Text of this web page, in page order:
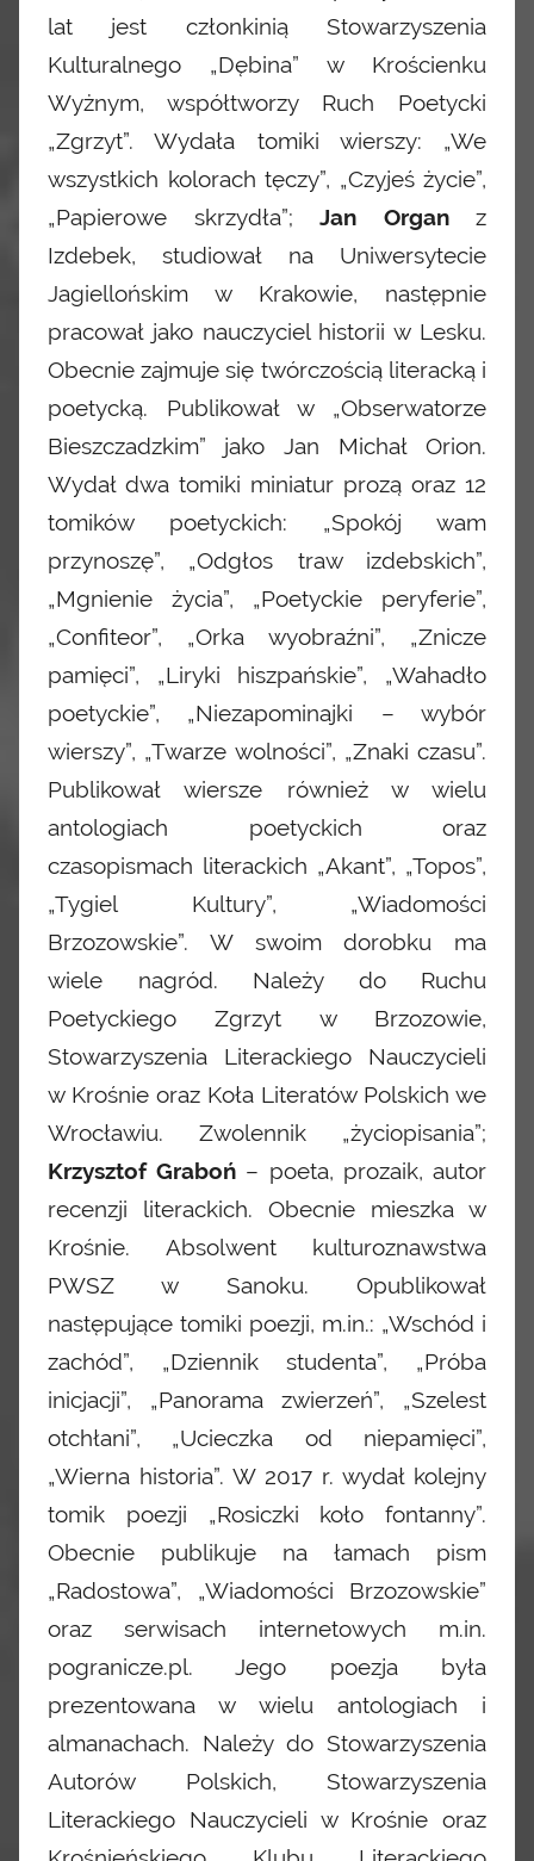
lat jest członkinią Stowarzyszenia
Kulturalnego „Dębina” w Krościenku
Wyżnym, współtworzy Ruch Poetycki
„Zgrzyt”. Wydała tomiki wierszy: „We
wszystkich kolorach tęczy”, „Czyjeś życie”,
„Papierowe skrzydła”; Jan Organz
Izdebek, studiował na Uniwersytecie
Jagiellońskim w Krakowie, następnie
pracował jako nauczyciel historii w Lesku.
Obecnie zajmuje się twórczością literacką i
poetycką. Publikował w „Obserwatorze
Bieszczadzkim” jako Jan Michał Orion.
Wydał dwa tomiki miniatur prozą oraz 12
tomików poetyckich: „Spokój wam
przynoszę”, „Odgłos traw izdebskich”,
„Mgnienie życia”, „Poetyckie peryferie”,
„Confiteor”, „Orka wyobraźni”, „Znicze
pamięci”, „Liryki hiszpańskie”, „Wahadło
poetyckie”, „Niezapominajki – wybór
wierszy”, „Twarze wolności”, „Znaki czasu”.
Publikował wiersze również w wielu
antologiach poetyckich oraz
czasopismach literackich „Akant”, „Topos”,
„Tygiel Kultury”, „Wiadomości
Brzozowskie”. W swoim dorobku ma
wiele nagród. Należy do Ruchu
Poetyckiego Zgrzyt w Brzozowie,
Stowarzyszenia Literackiego Nauczycieli
w Krośnie oraz Koła Literatów Polskich we
Wrocławiu. Zwolennik „życiopisania”;
Krzysztof Graboń – poeta, prozaik, autor
recenzji literackich. Obecnie mieszka w
Krośnie. Absolwent kulturoznawstwa
PWSZ w Sanoku. Opublikował
następujące tomiki poezji, m.in.: „Wschód i
zachód”, „Dziennik studenta”, „Próba
inicjacji”, „Panorama zwierzeń”, „Szelest
otchłani”, „Ucieczka od niepamięci”,
„Wierna historia”. W 2017 r. wydał kolejny
tomik poezji „Rosiczki koło fontanny”.
Obecnie publikuje na łamach pism
„Radostowa”, „Wiadomości Brzozowskie”
oraz serwisach internetowych m.in.
pogranicze.pl. Jego poezja była
prezentowana w wielu antologiach i
almanachach. Należy do Stowarzyszenia
Autorów Polskich, Stowarzyszenia
Literackiego Nauczycieli w Krośnie oraz